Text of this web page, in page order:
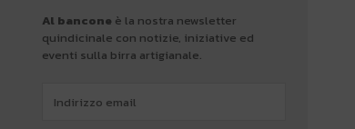
Al bancone è la nostra newsletter
quindicinale con notizie, iniziative ed
eventi sulla birra artigianale.